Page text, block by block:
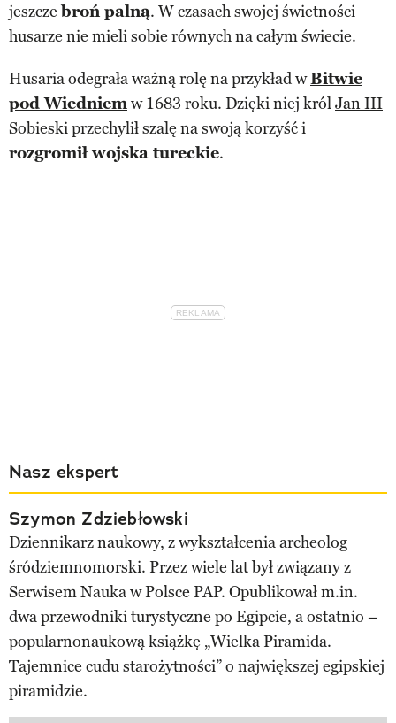
jeszczebroń palną. W czasach swojej świetności
husarze nie mieli sobie równych na całym świecie.
Husaria odegrała ważną rolę na przykład wBitwie
pod Wiedniemw 1683 roku. Dzięki niej królJan III
Sobieskiprzechylił szalę na swoją korzyść i
rozgromił wojska tureckie.
Nasz ekspert
Szymon Zdziebłowski
Dziennikarz naukowy, z wykształcenia archeolog
śródziemnomorski. Przez wiele lat był związany z
Serwisem Nauka w Polsce PAP. Opublikował m.in.
dwa przewodniki turystyczne po Egipcie, a ostatnio –
popularnonaukową książkę „Wielka Piramida.
Tajemnice cudu starożytności” o największej egipskiej
piramidzie.